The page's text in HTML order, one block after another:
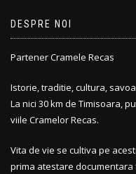
DESPRE NOI
Partener Cramele Recas
Istorie, traditie, cultura,
La nici 30 km de Timisoara,
viile Cramelor Recas.
Vita de vie se cultiva pe
prima atestare documentara